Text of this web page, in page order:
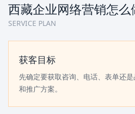
西藏企业网络营销怎么
SERVICE PLAN
获客目标
先确定要获取咨询、电话、表单还
和推广方案。